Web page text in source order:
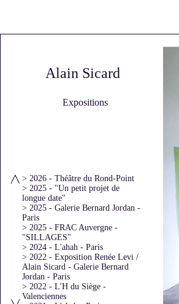
Alain Sicard
Expositions
> 2026 - Théâtre du Rond-Point
> 2025 - "Un petit projet de
longue date"
> 2025 - Galerie Bernard Jordan -
Paris
> 2025 - FRAC Auvergne -
"SILLAGES"
> 2024 - L'ahah - Paris
> 2022 - Exposition Renée Levi /
Alain Sicard - Galerie Bernard
Jordan - Paris
> 2022 - L'H du Siège -
Valenciennes